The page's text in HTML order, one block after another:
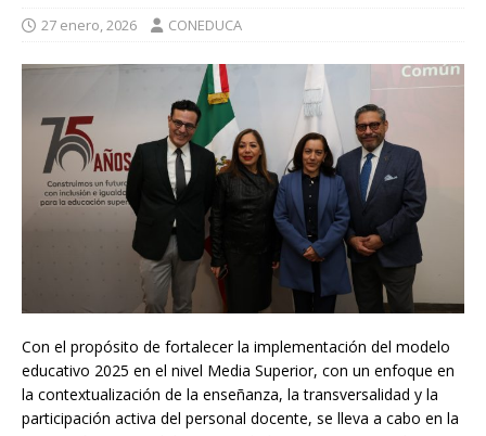
27 enero, 2026 CONEDUCA
Con el propósito de fortalecer la implementación del modelo
educativo 2025 en el nivel Media Superior, con un enfoque en
la contextualización de la enseñanza, la transversalidad y la
participación activa del personal docente, se lleva a cabo en la